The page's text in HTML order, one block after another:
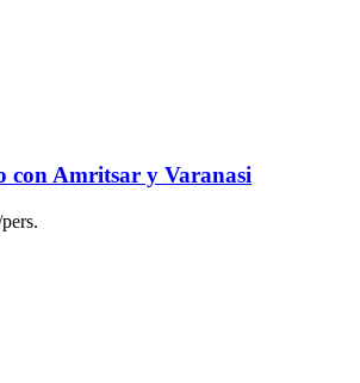
con Amritsar y Varanasi